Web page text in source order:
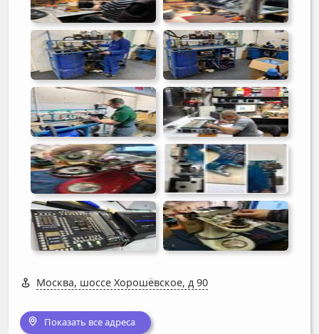
Москва, шоссе Хорошёвское, д 90
Показать все адреса